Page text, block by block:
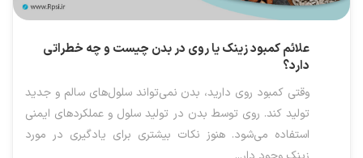
علائم کمبود زینک یا روی در بدن چیست و چه خطراتی
دارد؟
وقتی کمبود روی دارید، بدن نمی‌تواند سلول‌های سالم و جدید
تولید کند. روی توسط بدن در تولید سلول و عملکردهای ایمنی
استفاده می‌شود. هنوز نکات بیشتری برای یادگیری در مورد